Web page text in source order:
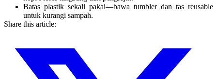
Batas plastik sekali pakai—bawa tumbler dan tas reusable
untuk kurangi sampah.
Share this article: